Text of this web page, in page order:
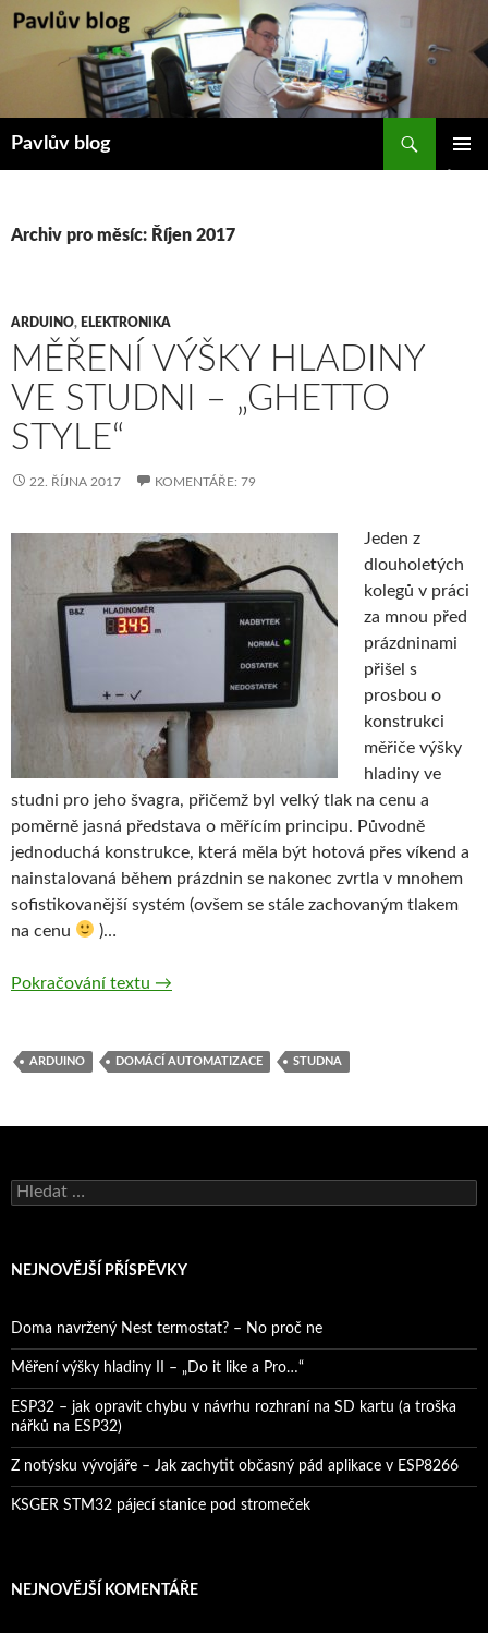
Přejít
Pavlův blog
Archiv pro měsíc: Říjen 2017
ARDUINO, ELEKTRONIKA
MĚŘENÍ VÝŠKY HLADINY
VE STUDNI – „GHETTO
STYLE“
22. ŘÍJNA 2017 KOMENTÁŘE: 79
Jeden z
dlouholetých
kolegů v práci
za mnou před
prázdninami
přišel s
prosbou o
konstrukci
měřiče výšky
hladiny ve
studni pro jeho švagra, přičemž byl velký tlak na cenu a
poměrně jasná představa o měřícím principu. Původně
jednoduchá konstrukce, která měla být hotová přes víkend a
nainstalovaná během prázdnin se nakonec zvrtla v mnohem
sofistikovanější systém (ovšem se stále zachovaným tlakem
na cenu
)…
Pokračování textu Měření výšky hladiny ve studni – „ghetto
→
ARDUINO DOMÁCÍ AUTOMATIZACE STUDNA
Vyhledávání
NEJNOVĚJŠÍ PŘÍSPĚVKY
Doma navržený Nest termostat? – No proč ne
Měření výšky hladiny II – „Do it like a Pro…“
ESP32 – jak opravit chybu v návrhu rozhraní na SD kartu (a troška
nářků na ESP32)
Z notýsku vývojáře – Jak zachytit občasný pád aplikace v ESP8266
KSGER STM32 pájecí stanice pod stromeček
NEJNOVĚJŠÍ KOMENTÁŘE